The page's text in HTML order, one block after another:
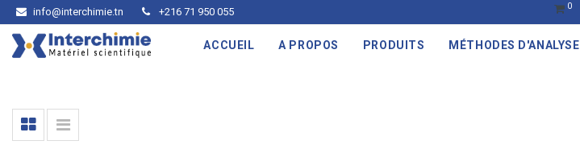
info@interchimie.tn +216 71 950 055 0
ACCUEIL A PROPOS PRODUITS MÉTHODES D'ANALYSE